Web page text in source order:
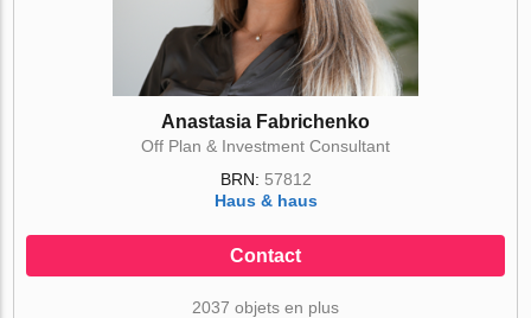
Anastasia Fabrichenko
Off Plan & Investment Consultant
BRN: 57812
Haus & haus
Contact
2037 objets en plus